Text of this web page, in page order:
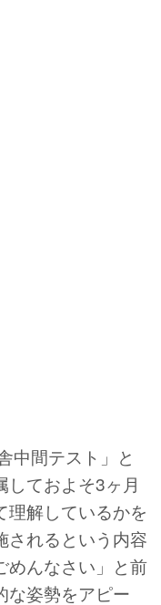
中間テスト」と
しておよそ3ヶ月
理解しているかを
されるという内容
めんなさい」と前
な姿勢をアピー